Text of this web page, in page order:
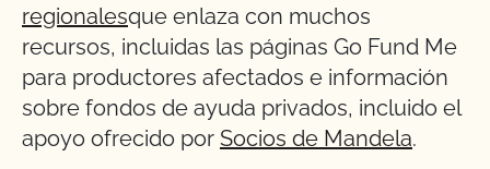
regionalesque enlaza con muchos
recursos, incluidas las páginas Go Fund Me
para productores afectados e información
sobre fondos de ayuda privados, incluido el
apoyo ofrecido por Socios de Mandela.